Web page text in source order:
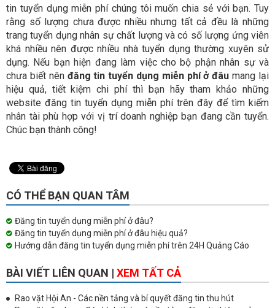
tin tuyển dụng miễn phí chúng tôi muốn chia sẻ với bạn. Tuy
rằng số lượng chưa được nhiều nhưng tất cả đều là những
trang tuyển dụng nhân sự chất lượng và có số lượng ứng viên
khá nhiều nên được nhiều nhà tuyển dụng thường xuyên sử
dụng. Nếu bạn hiện đang làm việc cho bộ phận nhân sự và
chưa biết nên đăng tin tuyển dụng miễn phí ở đâu mang lại
hiệu quả, tiết kiệm chi phí thì bạn hãy tham khảo những
website đăng tin tuyển dụng miễn phí trên đây để tìm kiếm
nhân tài phù hợp với vị trídoanh nghiệp bạn đang cần tuyển.
Chúc bạn thành công!
CÓ THỂ BẠN QUAN TÂM
Đăng tin tuyển dụng miễn phí ở đâu?
Đăng tin tuyển dụng miễn phí ở đâu hiệu quả?
Hướng dẫn đăng tin tuyển dụng miễn phí trên 24H Quảng Cáo
BÀI VIẾT LIÊN QUAN | XEM TẤT CẢ
Rao vặt Hội An - Các nền tảng và bí quyết đăng tin thu hút